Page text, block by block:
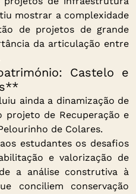
mostrar a complexidade
de projetos de grande
da articulação entre
Castelo e
ainda a dinamização de
projeto de Recuperação e
de Colares.
estudantes os desafios
e valorização de
a análise construtiva à
conciliem conservação